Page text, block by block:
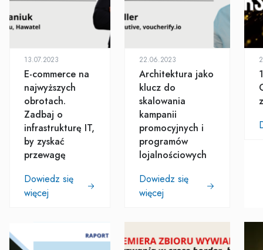
13.07.2023
E-commerce na
najwyższych
obrotach.
Zadbaj o
infrastrukturę IT,
by zyskać
przewagę
Dowiedz się
więcej
22.06.2023
Architektura jako
klucz do
skalowania
kampanii
promocyjnych i
programów
lojalnościowych
Dowiedz się
więcej